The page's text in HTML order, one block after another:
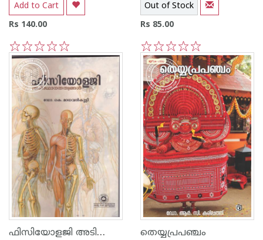
Add to Cart
Rs 140.00
5
4
3
2
1
Out of Stock
Rs 85.00
5
4
3
2
1
ഫിസിയോളജി അടിസ്ഥാന തത്വങ്ങള്‍ തെയ്യപ്രപഞ്ചം